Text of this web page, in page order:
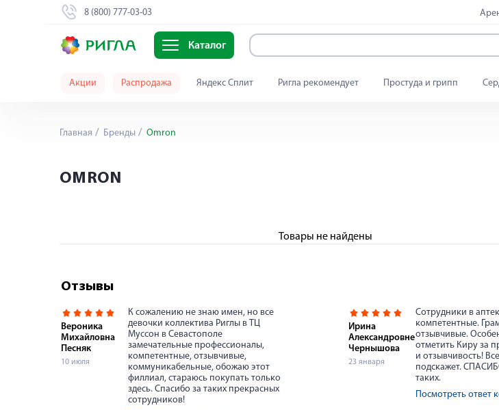
8 (800) 777-03-03
Каталог
Акции Распродажа Яндекс Сплит Ригла рекомендует Простуда и грипп
Главная Бренды Omron
OMRON
Товары не найдены
Отзывы
Вероника
Михайловна
Песняк
10 июля
К сожалению не знаю имен, но все
девочки коллектива Риглы в ТЦ
Муссон в Севастополе
замечательные профессионалы,
компетентные, отзывчивые,
коммуникабельные, обожаю этот
филлиал, стараюсь покупать только
здесь. Спасибо за таких прекрасных
сотрудников!
Ирина
Александровне
Чернышова
23 января
Сотрудники в
компетентные.
отзывчивые.
отметить Киру за
и отзывчивость!
подскажет.
таких.
Посмотреть ответ